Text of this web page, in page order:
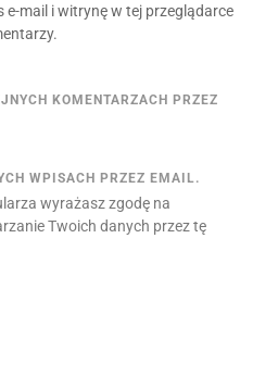
e-mail i witrynę w tej przeglądarce
KOMENTARZACH PRZEZ
WPISACH PRZEZ EMAIL.
wyrażasz zgodę na
Twoich danych przez tę